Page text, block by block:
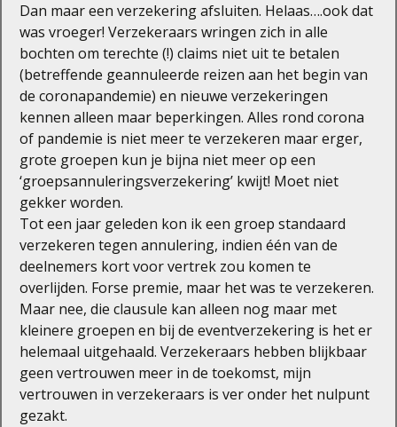
Dan maar een verzekering afsluiten. Helaas….ook dat
was vroeger! Verzekeraars wringen zich in alle
bochten om terechte (!) claims niet uit te betalen
(betreffende geannuleerde reizen aan het begin van
de coronapandemie) en nieuwe verzekeringen
kennen alleen maar beperkingen. Alles rond corona
of pandemie is niet meer te verzekeren maar erger,
grote groepen kun je bijna niet meer op een
‘groepsannuleringsverzekering’ kwijt! Moet niet
gekker worden.
Tot een jaar geleden kon ik een groep standaard
verzekeren tegen annulering, indien één van de
deelnemers kort voor vertrek zou komen te
overlijden. Forse premie, maar het was te verzekeren.
Maar nee, die clausule kan alleen nog maar met
kleinere groepen en bij de eventverzekering is het er
helemaal uitgehaald. Verzekeraars hebben blijkbaar
geen vertrouwen meer in de toekomst, mijn
vertrouwen in verzekeraars is ver onder het nulpunt
gezakt.